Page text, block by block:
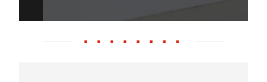
■ ■ ■ ■ ■ ■ ■ ■